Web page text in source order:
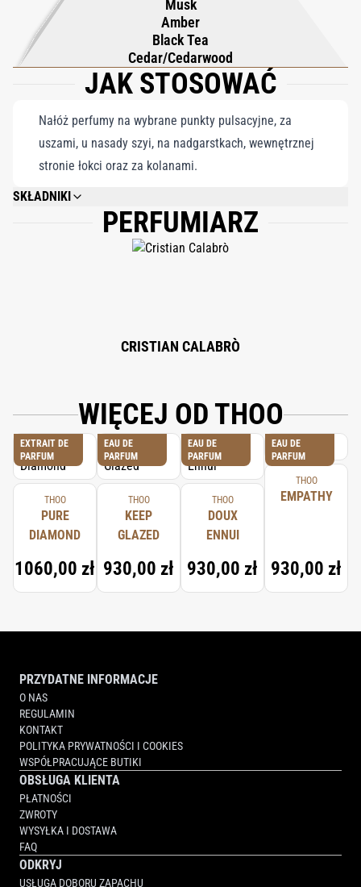
Musk
Amber
Black Tea
Cedar/Cedarwood
JAK STOSOWAĆ
Nałóż perfumy na wybrane punkty pulsacyjne, za
uszami, u nasady szyi, na nadgarstkach, wewnętrznej
stronie łokci oraz za kolanami.
SKŁADNIKI
ALCOHOL DENAT., PARFUM (FRAGRANCE), AQUA (WATER), LINALOOL,
LIMONENE, BHT, CITRAL, CITRONELLOL, ISOEUGENOL.
PERFUMIARZ
CRISTIAN CALABRÒ
WIĘCEJ OD THOO
EXTRAIT DE
PARFUM
THOO
PURE
DIAMOND
1060,00 zł
EAU DE
PARFUM
THOO
KEEP
GLAZED
930,00 zł
EAU DE
PARFUM
THOO
DOUX
ENNUI
930,00 zł
EAU DE
PARFUM
THOO
EMPATHY
930,00 zł
PRZYDATNE INFORMACJE
O NAS
REGULAMIN
KONTAKT
POLITYKA PRYWATNOŚCI I COOKIES
WSPÓŁPRACUJĄCE BUTIKI
OBSŁUGA KLIENTA
PŁATNOŚCI
ZWROTY
WYSYŁKA I DOSTAWA
FAQ
ODKRYJ
USŁUGA DOBORU ZAPACHU